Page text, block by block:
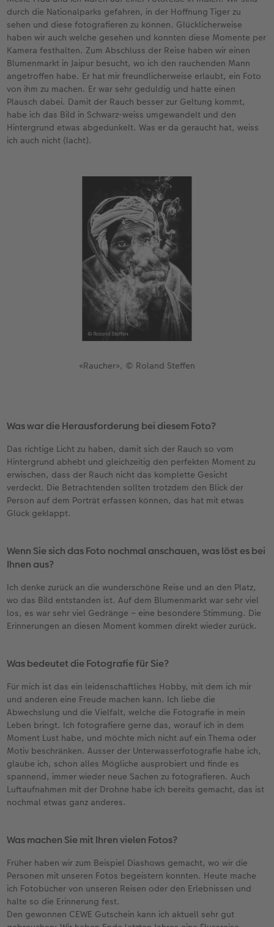
durch die Nationalparks gefahren, in der Hoffnung Tiger zu
sehen und diese fotografieren zu können. Glücklicherweise
haben wir auch welche gesehen und konnten diese Momente per
Kamera festhalten. Zum Abschluss der Reise haben wir einen
Blumenmarkt in Jaipur besucht, wo ich den rauchenden Mann
angetroffen habe. Er hat mir freundlicherweise erlaubt, ein Foto
von ihm zu machen. Er war sehr geduldig und hatte einen
Plausch dabei. Damit der Rauch besser zur Geltung kommt,
habe ich das Bild in Schwarz-weiss umgewandelt und den
Hintergrund etwas abgedunkelt. Was er da geraucht hat, weiss
ich auch nicht (lacht).
«Raucher», © Roland Steffen
Was war die Herausforderung bei diesem Foto?
Das richtige Licht zu haben, damit sich der Rauch so vom
Hintergrund abhebt und gleichzeitig den perfekten Moment zu
erwischen, dass der Rauch nicht das komplette Gesicht
verdeckt. Die Betrachtenden sollten trotzdem den Blick der
Person auf dem Porträt erfassen können, das hat mit etwas
Glück geklappt.
Wenn Sie sich das Foto nochmal anschauen, was löst es bei
Ihnen aus?
Ich denke zurück an die wunderschöne Reise und an den Platz,
wo das Bild entstanden ist. Auf dem Blumenmarkt war sehr viel
los, es war sehr viel Gedränge – eine besondere Stimmung. Die
Erinnerungen an diesen Moment kommen direkt wieder zurück.
Was bedeutet die Fotografie für Sie?
Für mich ist das ein leidenschaftliches Hobby, mit dem ich mir
und anderen eine Freude machen kann. Ich liebe die
Abwechslung und die Vielfalt, welche die Fotografie in mein
Leben bringt. Ich fotografiere gerne das, worauf ich in dem
Moment Lust habe, und möchte mich nicht auf ein Thema oder
Motiv beschränken. Ausser der Unterwasserfotografie habe ich,
glaube ich, schon alles Mögliche ausprobiert und finde es
spannend, immer wieder neue Sachen zu fotografieren. Auch
Luftaufnahmen mit der Drohne habe ich bereits gemacht, das ist
nochmal etwas ganz anderes.
Was machen Sie mit Ihren vielen Fotos?
Früher haben wir zum Beispiel Diashows gemacht, wo wir die
Personen mit unseren Fotos begeistern konnten. Heute mache
ich Fotobücher von unseren Reisen oder den Erlebnissen und
halte so die Erinnerung fest.
Den gewonnen CEWE Gutschein kann ich aktuell sehr gut